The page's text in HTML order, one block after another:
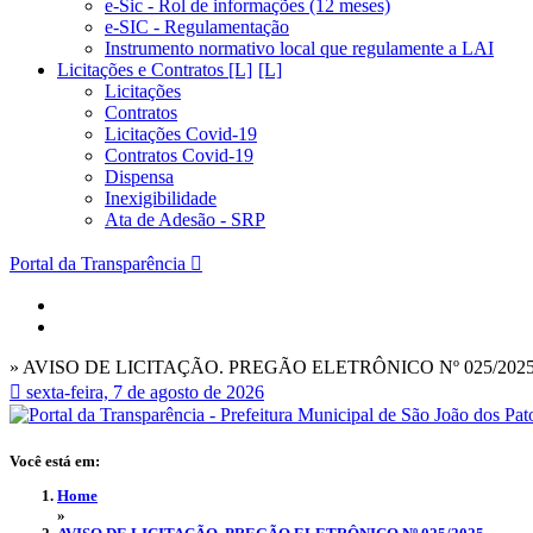
e-Sic - Rol de informações (12 meses)
e-SIC - Regulamentação
Instrumento normativo local que regulamente a LAI
Licitações e Contratos [L]
Licitações
Contratos
Licitações Covid-19
Contratos Covid-19
Dispensa
Inexigibilidade
Ata de Adesão - SRP
Portal da Transparência
» AVISO DE LICITAÇÃO. PREGÃO ELETRÔNICO Nº 025/
sexta-feira, 7 de agosto de 2026
Você está em:
Home
»